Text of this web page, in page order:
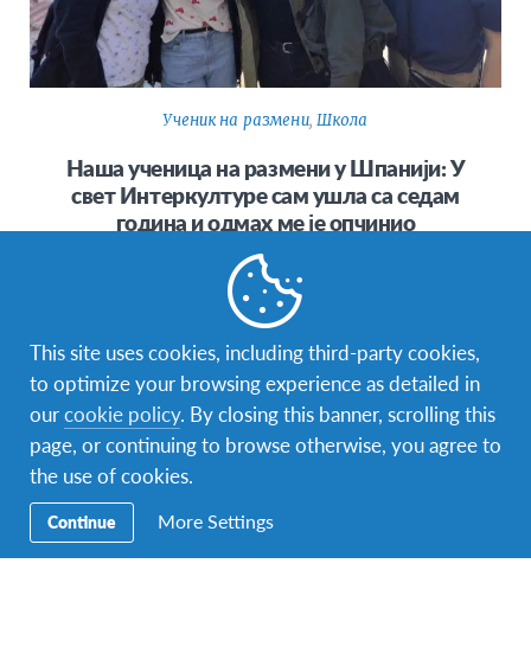
Ученик на размени, Школа
Наша ученица на размени у Шпанији: У
свет Интеркултуре сам ушла са седам
година и одмах ме је опчинио
Зовем се Дарија Стефановић, имам шеснаест година и
долазим из Горњег Милановца. У свет Интеркултуре
сам ушла са својих седам…
This site uses cookies, including third-party cookies,
to optimize your browsing experience as detailed in
ourcookie policy. By closing this banner, scrolling this
page, or continuing to browse otherwise, you agree to
the use of cookies.
Continue More Settings